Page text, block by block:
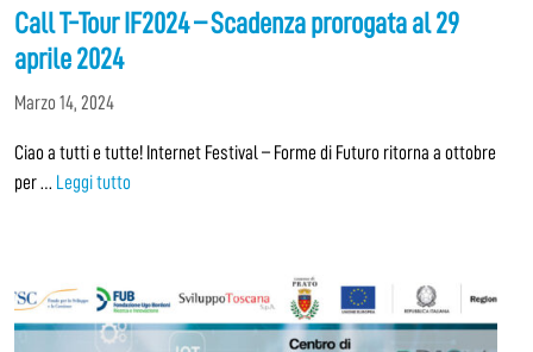
Call T-Tour IF2024 – Scadenza prorogata al 29
aprile 2024
Marzo 14, 2024
Ciao a tutti e tutte! Internet Festival – Forme di Futuro ritorna a ottobre
per … Leggi tutto